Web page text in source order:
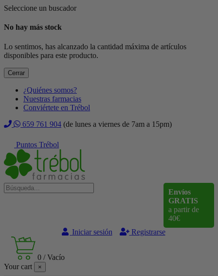
Seleccione un buscador
No hay más stock
Lo sentimos, has alcanzado la cantidad máxima de artículos
disponibles para este producto.
Cerrar
¿Quiénes somos?
Nuestras farmacias
Conviértete en Trébol
659 761 904 (de lunes a viernes de 7am a 15pm)
Puntos Trébol
Envíos
GRATIS
a partir de
40€
Iniciar sesión
Registrarse
0 /Vacío
Your cart
×